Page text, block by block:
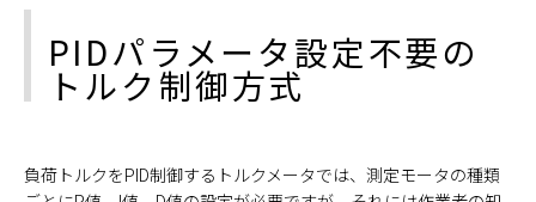
PIDパラメータ設定不要の
トルク制御方式
負荷トルクをPID制御するトルクメータでは、測定モータの種類